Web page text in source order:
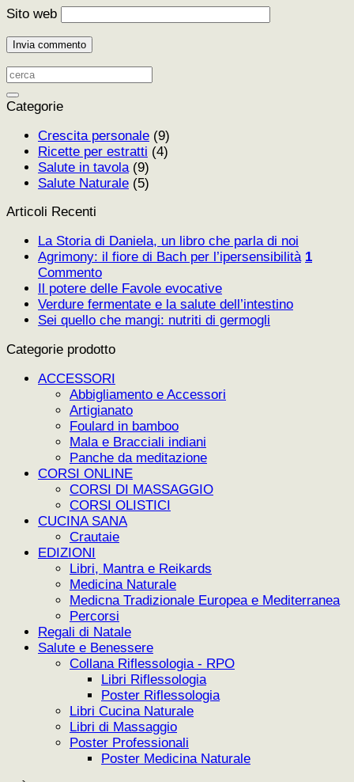
Sito web
Categorie
Crescita personale (9)
Ricette per estratti (4)
Salute in tavola (9)
Salute Naturale (5)
Articoli Recenti
La Storia di Daniela, un libro che parla di noi
Agrimony: il fiore di Bach per l’ipersensibilità 1
Commento
Il potere delle Favole evocative
Verdure fermentate e la salute dell’intestino
Sei quello che mangi: nutriti di germogli
Categorie prodotto
ACCESSORI
Abbigliamento e Accessori
Artigianato
Foulard in bamboo
Mala e Bracciali indiani
Panche da meditazione
CORSI ONLINE
CORSI DI MASSAGGIO
CORSI OLISTICI
CUCINA SANA
Crautaie
EDIZIONI
Libri, Mantra e Reikards
Medicina Naturale
Medicna Tradizionale Europea e Mediterranea
Percorsi
Regali di Natale
Salute e Benessere
Collana Riflessologia - RPO
Libri Riflessologia
Poster Riflessologia
Libri Cucina Naturale
Libri di Massaggio
Poster Professionali
Poster Medicina Naturale